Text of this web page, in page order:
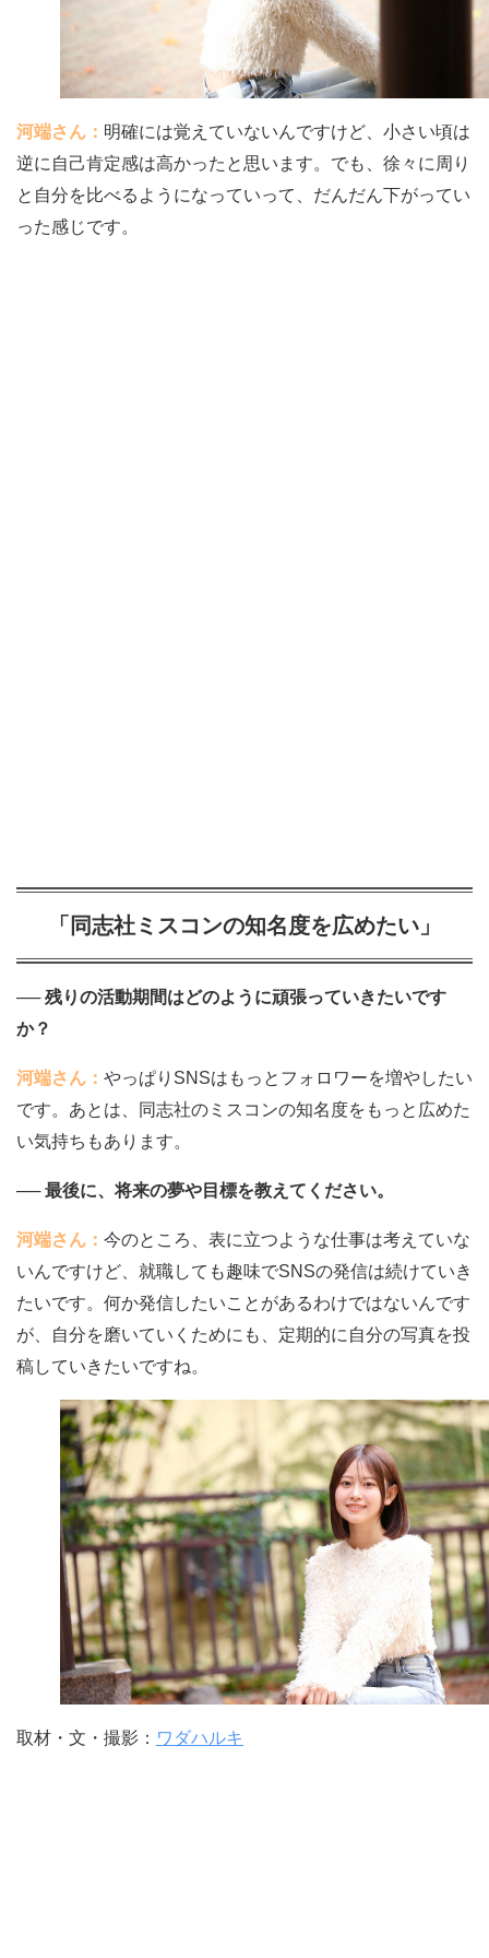
河端さん： 明確には覚えていないんですけど、小さい頃は
逆に自己肯定感は高かったと思います。でも、徐々に周り
と自分を比べるようになっていって、だんだん下がってい
った感じです。
「同志社ミスコンの知名度を広めたい」
── 残りの活動期間はどのように頑張っていきたいです
か？
河端さん： やっぱりSNSはもっとフォロワーを増やしたい
です。あとは、同志社のミスコンの知名度をもっと広めた
い気持ちもあります。
── 最後に、将来の夢や目標を教えてください。
河端さん： 今のところ、表に立つような仕事は考えていな
いんですけど、就職しても趣味でSNSの発信は続けていき
たいです。何か発信したいことがあるわけではないんです
が、自分を磨いていくためにも、定期的に自分の写真を投
稿していきたいですね。
取材・文・撮影： ワダハルキ